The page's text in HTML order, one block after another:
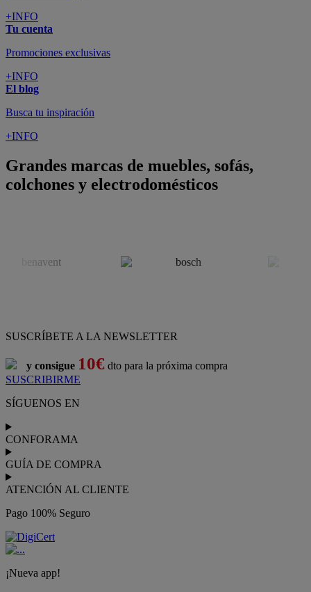
+INFO
Tu cuenta
Promociones exclusivas
+INFO
El blog
Busca tu inspiración
+INFO
Grandes marcas de muebles, sofás,
colchones y electrodomésticos
SUSCRÍBETE A LA NEWSLETTER
y consigue 10€ dto para la próxima compra
SUSCRIBIRME
SÍGUENOS EN
CONFORAMA
GUÍA DE COMPRA
ATENCIÓN AL CLIENTE
Pago 100% Seguro
¡Nueva app!